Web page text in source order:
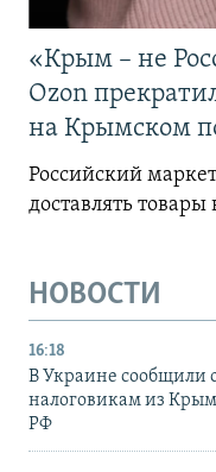
«Крым – не
Ozon
на Крымском
Российский
доставлять
НОВОСТИ
16:18
В Украине сообщили
налоговикам из
РФ